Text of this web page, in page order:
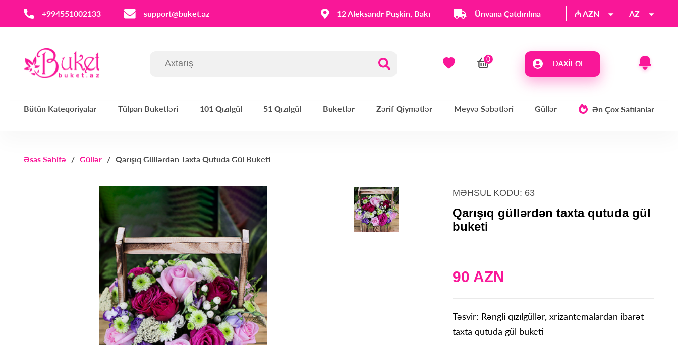
‪+994551002133‬ support@buket.az 12 Aleksandr Puşkin, Bakı Ünvana Çatdırılma ₼ AZN AZ
DAXIL OL
Bütün Kateqoriyalar Tülpan Buketləri 101 Qızılgül 51 Qızılgül Buketlər Zərif Qiymətlər Meyvə Səbətləri Güllər Ən Çox Satılanlar
Əsas Səhifə Güllər Qarışıq Güllərdən Taxta Qutuda Gül Buketi
MƏHSUL KODU: 63
Qarışıq güllərdən taxta qutuda gül
buketi
90 AZN
Təsvir: Rəngli qızılgüllər, xrizantemalardan ibarət
taxta qutuda gül buketi